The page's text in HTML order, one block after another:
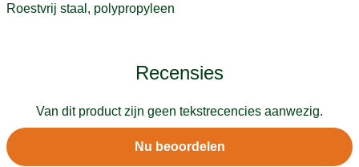
Roestvrij staal, polypropyleen
Recensies
Van dit product zijn geen tekstrecencies aanwezig.
Nu beoordelen